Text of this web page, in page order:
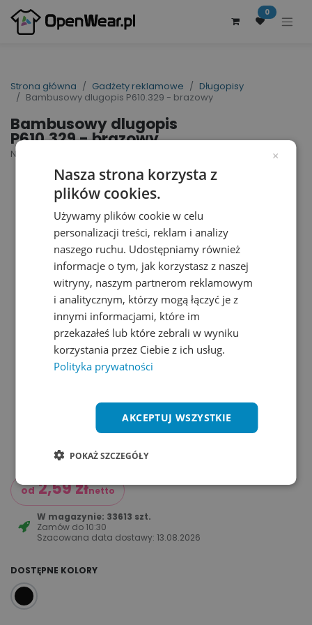
0
Strona główna Gadżety reklamowe
Długopisy
Bambusowy dlugopis P610.329 - brazowy
Bambusowy dlugopis
P610.329 - brazowy
Nr artykułu dostawcy: P610.329 | ID : 6155
od 2,59złnetto
W magazynie: 33613 szt.
Zamów do 10:30
Szacowana data dostawy:13.08.2026
DOSTĘPNE KOLORY
×
Nasza strona korzysta z
plików cookies.
Używamy plików cookie w celu
personalizacji treści, reklam i analizy
naszego ruchu. Udostępniamy również
informacje o tym, jak korzystasz z naszej
witryny, naszym partnerom reklamowym
i analitycznym, którzy mogą łączyć je z
innymi informacjami, które im
przekazałeś lub które zebrali w wyniku
korzystania przez Ciebie z ich usług.
Polityka prywatności
AKCEPTUJ WSZYSTKIE
POKAŻ SZCZEGÓŁY